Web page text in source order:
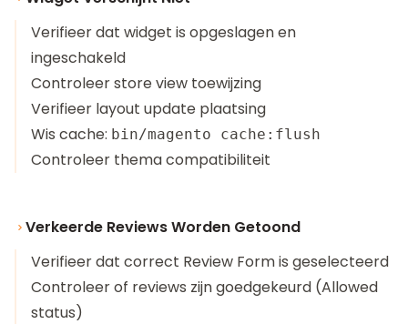
Verifieer dat widget is opgeslagen en
ingeschakeld
Controleer store view toewijzing
Verifieer layout update plaatsing
Wis cache: bin/magento cache:flush
Controleer thema compatibiliteit
Verkeerde Reviews Worden Getoond
Verifieer dat correct Review Form is geselecteerd
Controleer of reviews zijn goedgekeurd (Allowed
status)